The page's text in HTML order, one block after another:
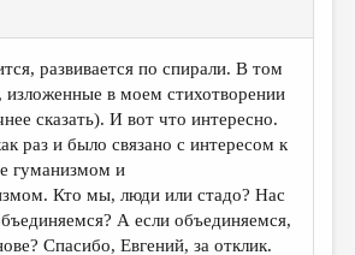
развивается по спирали. В том
изложенные в моем стихотворении
сказать). И вот что интересно.
раз и было связано с интересом к
гуманизмом и
Кто мы, люди или стадо? Нас
А если объединяемся,
Спасибо, Евгений, за отклик.